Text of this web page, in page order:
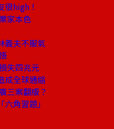
很high！
家本色
義夫不服氣
失四兆元
成全球通縮
三案翻版？
角習題」